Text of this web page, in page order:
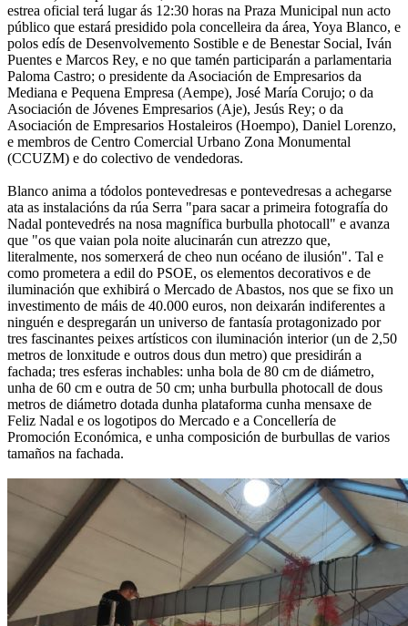
estrea oficial terá lugar ás 12:30 horas na Praza Municipal nun acto
público que estará presidido pola concelleira da área, Yoya Blanco, e
polos edís de Desenvolvemento Sostible e de Benestar Social, Iván
Puentes e Marcos Rey, e no que tamén participarán a parlamentaria
Paloma Castro; o presidente da Asociación de Empresarios da
Mediana e Pequena Empresa (Aempe), José María Corujo; o da
Asociación de Jóvenes Empresarios (Aje), Jesús Rey; o da
Asociación de Empresarios Hostaleiros (Hoempo), Daniel Lorenzo,
e membros de Centro Comercial Urbano Zona Monumental
(CCUZM) e do colectivo de vendedoras.
Blanco anima a tódolos pontevedresas e pontevedresas a achegarse
ata as instalacións da rúa Serra "para sacar a primeira fotografía do
Nadal pontevedrés na nosa magnífica burbulla photocall" e avanza
que "os que vaian pola noite alucinarán cun atrezzo que,
literalmente, nos somerxerá de cheo nun océano de ilusión". Tal e
como prometera a edil do PSOE, os elementos decorativos e de
iluminación que exhibirá o Mercado de Abastos, nos que se fixo un
investimento de máis de 40.000 euros, non deixarán indiferentes a
ninguén e despregarán un universo de fantasía protagonizado por
tres fascinantes peixes artísticos con iluminación interior (un de 2,50
metros de lonxitude e outros dous dun metro) que presidirán a
fachada; tres esferas inchables: unha bola de 80 cm de diámetro,
unha de 60 cm e outra de 50 cm; unha burbulla photocall de dous
metros de diámetro dotada dunha plataforma cunha mensaxe de
Feliz Nadal e os logotipos do Mercado e a Concellería de
Promoción Económica, e unha composición de burbullas de varios
tamaños na fachada.